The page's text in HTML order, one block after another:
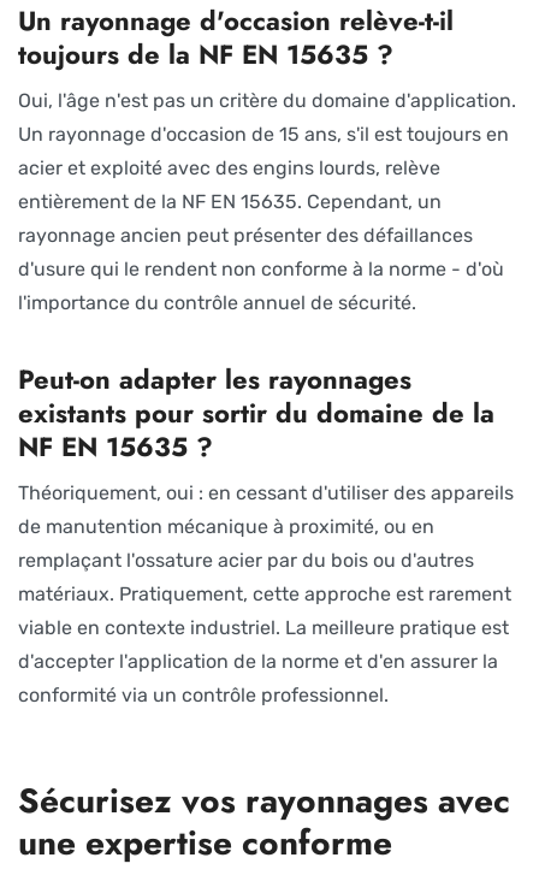
Un rayonnage d'occasion relève-t-il
toujours de la NF EN 15635 ?
Oui, l'âge n'est pas un critère du domaine d'application.
Un rayonnage d'occasion de 15 ans, s'il est toujours en
acier et exploité avec des engins lourds, relève
entièrement de la NF EN 15635. Cependant, un
rayonnage ancien peut présenter des défaillances
d'usure qui le rendent non conforme à la norme - d'où
l'importance du contrôle annuel de sécurité.
Peut-on adapter les rayonnages
existants pour sortir du domaine de la
NF EN 15635 ?
Théoriquement, oui : en cessant d'utiliser des appareils
de manutention mécanique à proximité, ou en
remplaçant l'ossature acier par du bois ou d'autres
matériaux. Pratiquement, cette approche est rarement
viable en contexte industriel. La meilleure pratique est
d'accepter l'application de la norme et d'en assurer la
conformité via un contrôle professionnel.
Sécurisez vos rayonnages avec
une expertise conforme